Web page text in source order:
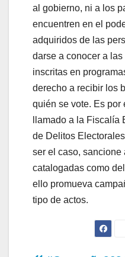
al gobierno, ni a los
encuentren en el
adquiridos de las
darse a conocer a
inscritas en
derecho a recibir los
quién se vote. Es por
llamado a la
de Delitos
ser el caso,
catalogadas como
ello promueva
tipo de actos.